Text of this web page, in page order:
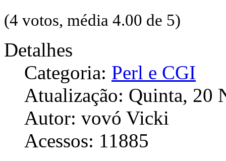
(4 votos, média 4.00 de 5)
Detalhes
Categoria: Perl e CGI
Atualização: Quinta, 20
Autor: vovó Vicki
Acessos: 11885